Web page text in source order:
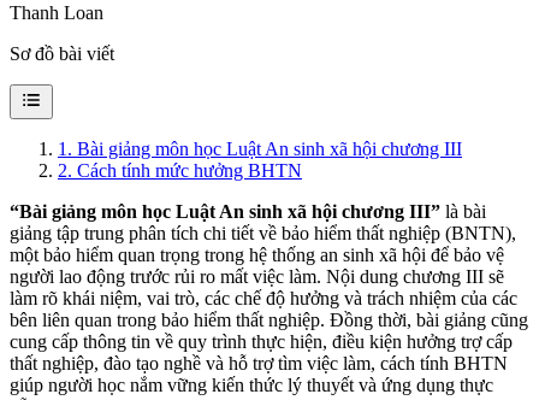
Thanh Loan
Sơ đồ bài viết
1 . Bài giảng môn học Luật An sinh xã hội chương III
2. Cách tính mức hưởng BHTN
“Bài giảng môn học Luật An sinh xã hội chương III” là bài
giảng tập trung phân tích chi tiết về bảo hiểm thất nghiệp (BNTN),
một bảo hiểm quan trọng trong hệ thống an sinh xã hội để bảo vệ
người lao động trước rủi ro mất việc làm. Nội dung chương III sẽ
làm rõ khái niệm, vai trò, các chế độ hưởng và trách nhiệm của các
bên liên quan trong bảo hiểm thất nghiệp. Đồng thời, bài giảng cũng
cung cấp thông tin về quy trình thực hiện, điều kiện hưởng trợ cấp
thất nghiệp, đào tạo nghề và hỗ trợ tìm việc làm, cách tính BHTN
giúp người học nắm vững kiến thức lý thuyết và ứng dụng thực